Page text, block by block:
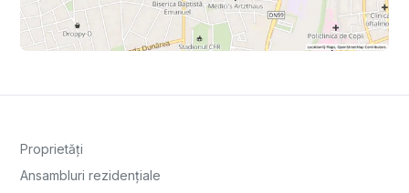
Proprietăți
Ansambluri rezidențiale